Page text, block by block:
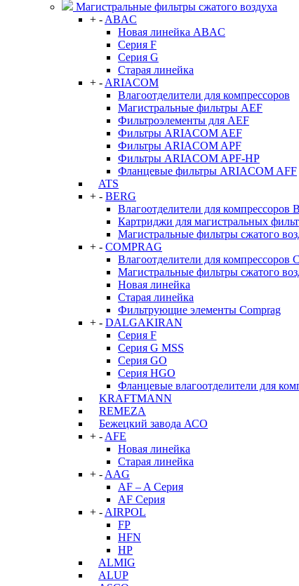
Магистральные фильтры сжатого воздуха
+ - ABAC
Новая линейка ABAC
Серия F
Серия G
Старая линейка
+ - ARIACOM
Влагоотделители для компрессоров
Магистральные фильтры AEF
Фильтроэлементы для AEF
Фильтры ARIACOM AEF
Фильтры ARIACOM APF
Фильтры ARIACOM APF-HP
Фланцевые фильтры ARIACOM AFF
ATS
+ - BERG
Влагоотделители для компрессоров
Картриджи для магистральных
Магистральные фильтры сжатого
+ - COMPRAG
Влагоотделители для компрессоров
Магистральные фильтры сжатого
Новая линейка
Старая линейка
Фильтрующие элементы Comprag
+ - DALGAKIRAN
Серия F
Серия G MSS
Серия GO
Серия HGO
Фланцевые влагоотделители для
KRAFTMANN
REMEZA
Бежецкий завода АСО
+ - AFE
Новая линейка
Старая линейка
+ - AAG
AF – A Серия
AF Серия
+ - AIRPOL
FP
HFN
HP
ALMIG
ALUP